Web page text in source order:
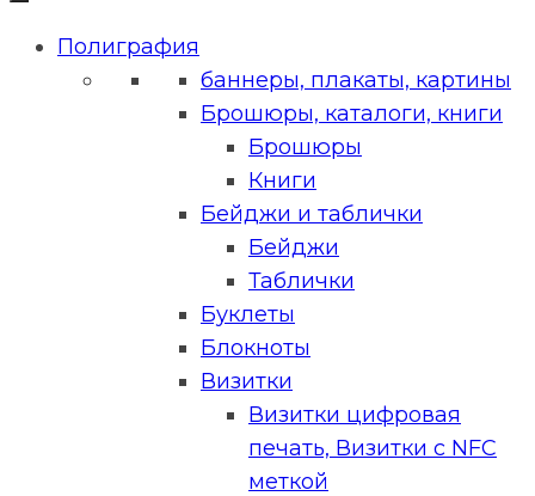
Полиграфия
баннеры, плакаты, картины
Брошюры, каталоги, книги
Брошюры
Книги
Бейджи и таблички
Бейджи
Таблички
Буклеты
Блокноты
Визитки
Визитки цифровая
печать, Визитки с NFC
меткой